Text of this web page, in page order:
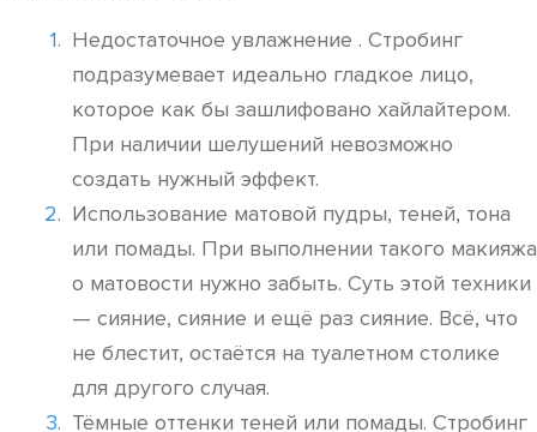
Недостаточное увлажнение . Стробинг
подразумевает идеально гладкое лицо,
которое как бы зашлифовано хайлайтером.
При наличии шелушений невозможно
создать нужный эффект.
Использование матовой пудры, теней, тона
или помады. При выполнении такого макияжа
о матовости нужно забыть. Суть этой техники
— сияние, сияние и ещё раз сияние. Всё, что
не блестит, остаётся на туалетном столике
для другого случая.
Тёмные оттенки теней или помады. Стробинг